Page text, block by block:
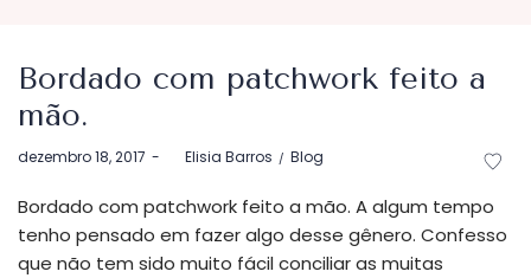
Bordado com patchwork feito a
mão.
Postado
dezembro 18, 2017 byElisia Barros
Postado
Blog
Bordado com patchwork feito a mão. A algum tempo
tenho pensado em fazer algo desse gênero. Confesso
que não tem sido muito fácil conciliar as muitas